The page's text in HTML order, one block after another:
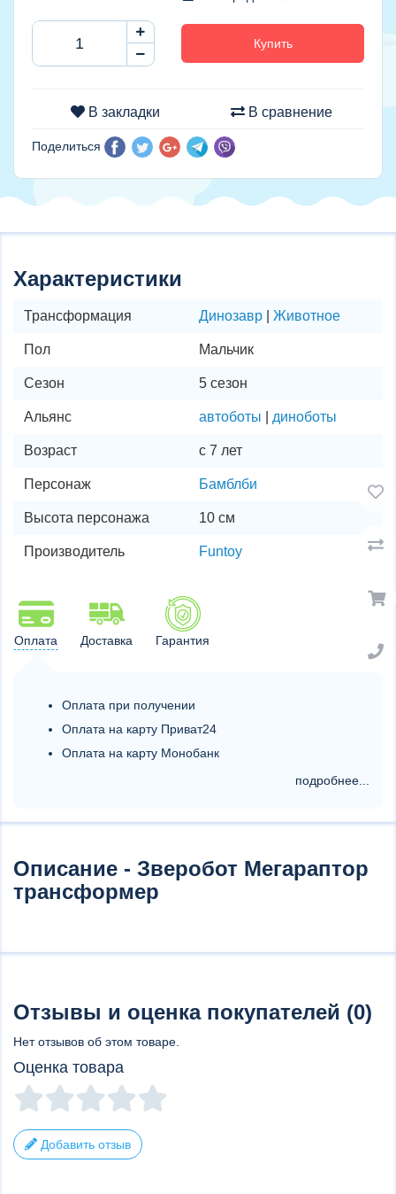
Купить
В закладки В сравнение
Поделиться
Характеристики
Трансформация Динозавр Животное
Пол Мальчик
Сезон 5 сезон
Альянс автоботы диноботы
Возраст с 7 лет
Персонаж Бамблби
Высота персонажа 10 см
Производитель Funtoy
Оплата Доставка Гарантия
Оплата при получении
Оплата на карту Приват24
Оплата на карту Монобанк
подробнее...
Описание - Зверобот Мегараптор
трансформер
Отзывы и оценка покупателей (0)
Нет отзывов об этом товаре.
Оценка товара
Добавить отзыв